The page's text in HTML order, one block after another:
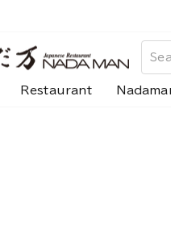
Restaurant